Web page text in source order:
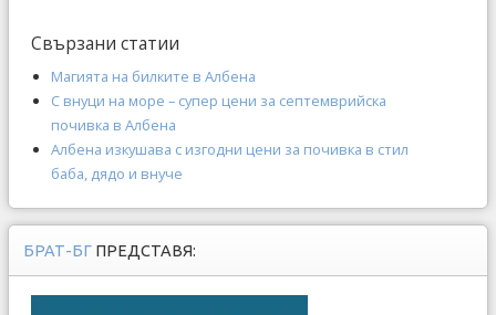
Свързани статии
Магията на билките в Албена
С внуци на море – супер цени за септемврийска
почивка в Албена
Албена изкушава с изгодни цени за почивка в стил
баба, дядо и внуче
БРАТ-БГ ПРЕДСТАВЯ: